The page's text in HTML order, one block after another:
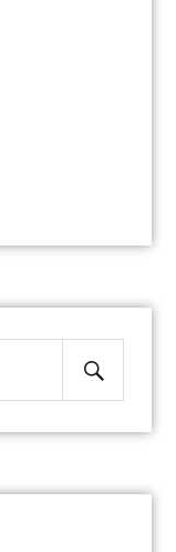
検
索
開